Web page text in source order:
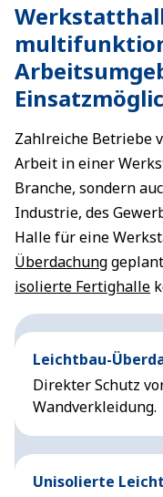
Zahlreiche Betriebe
Arbeit in einer
Branche, sondern
Industrie, des
Halle für eine
Überdachung
isolierte Fertighalle
Leichtbau-
Direkter Schutz
Wandverkleidung.
Unisolierte